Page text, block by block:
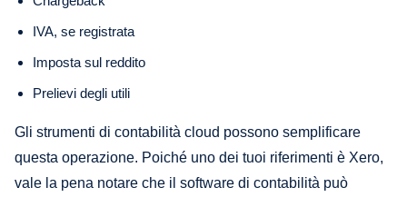
IVA, se registrata
Imposta sul reddito
Prelievi degli utili
Gli strumenti di contabilità cloud possono semplificare
questa operazione. Poiché uno dei tuoi riferimenti è Xero,
vale la pena notare che il software di contabilità può